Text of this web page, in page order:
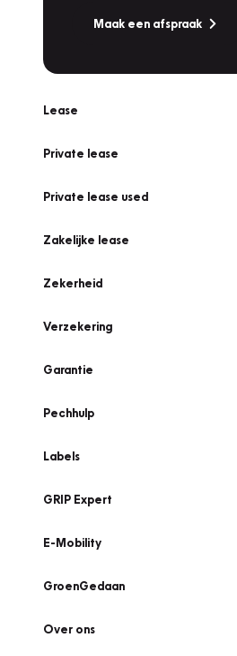
Maak een afspraak
Lease
Private lease
Private lease used
Zakelijke lease
Zekerheid
Verzekering
Garantie
Pechhulp
Labels
GRIP Expert
E-Mobility
GroenGedaan
Over ons